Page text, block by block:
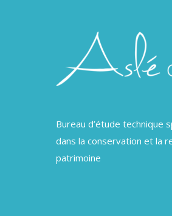
Bureau d’étude technique
dans la conservation et la
patrimoine